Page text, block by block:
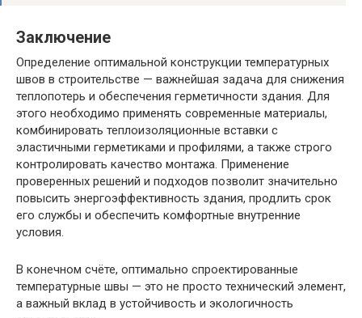
Заключение
Определение оптимальной конструкции температурных
швов в строительстве — важнейшая задача для снижения
теплопотерь и обеспечения герметичности здания. Для
этого необходимо применять современные материалы,
комбинировать теплоизоляционные вставки с
эластичными герметиками и профилями, а также строго
контролировать качество монтажа. Применение
проверенных решений и подходов позволит значительно
повысить энергоэффективность здания, продлить срок
его службы и обеспечить комфортные внутренние
условия.
В конечном счёте, оптимально спроектированные
температурные швы — это не просто технический элемент,
а важный вклад в устойчивость и экологичность